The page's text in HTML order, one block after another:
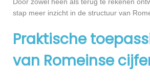
Door zowel heen als terug te rekenen
stap meer inzicht in de structuur van
Praktische
van Romeinse